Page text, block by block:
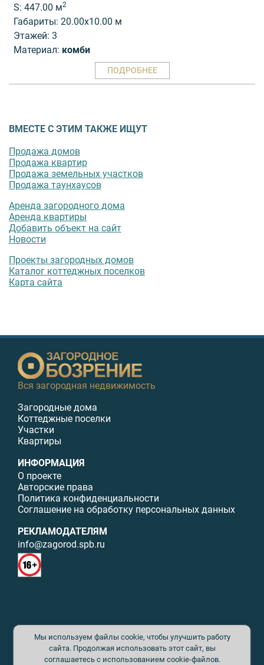
S: 447.00 м2
Габариты: 20.00x10.00 м
Этажей: 3
Материал: комби
ПОДРОБНЕЕ
ВМЕСТЕ С ЭТИМ ТАКЖЕ ИЩУТ
Продажа домов
Продажа квартир
Продажа земельных участков
Продажа таунхаусов
Аренда загородного дома
Аренда квартиры
Добавить объект на сайт
Новости
Проекты загородных домов
Каталог коттеджных поселков
Карта сайта
Вся загородная недвижимость
Загородные дома
Коттеджные поселки
Участки
Квартиры
ИНФОРМАЦИЯ
О проекте
Авторские права
Политика конфиденциальности
Соглашение на обработку персональных данных
РЕКЛАМОДАТЕЛЯМ
info@zagorod.spb.ru
данного сайта возможна только с письменного разрешения. При
цитировании ссылка на www.zagorod.spb.ru обязательна. Редакция не
несет ответственности за содержание рекламных материалов. Все
Мы используем файлы cookie, чтобы улучшить работу
сайта. Продолжая использовать этот сайт, вы
соглашаетесь с использованием cookie-файлов.